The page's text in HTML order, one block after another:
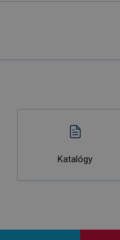
Katalógy